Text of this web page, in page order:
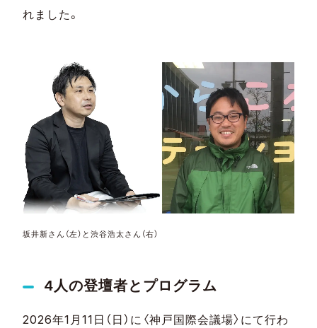
れました。
坂井新さん（左）と渋谷浩太さん（右）
4人の登壇者とプログラム
2026年1月11日（日）に〈神戸国際会議場〉にて行わ